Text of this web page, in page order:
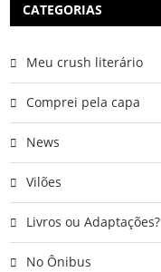
CATEGORIAS
Meu crush literário
Comprei pela capa
News
Vilões
Livros ou Adaptações?
No Ônibus